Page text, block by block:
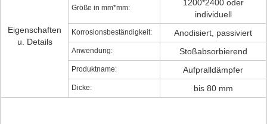
Eigenschaften
u. Details
Größe in mm*mm:
1200*2400 oder
individuell
Korrosionsbeständigkeit: Anodisiert, passiviert
Anwendung: Stoßabsorbierend
Produktname: Aufpralldämpfer
Dicke: bis 80 mm